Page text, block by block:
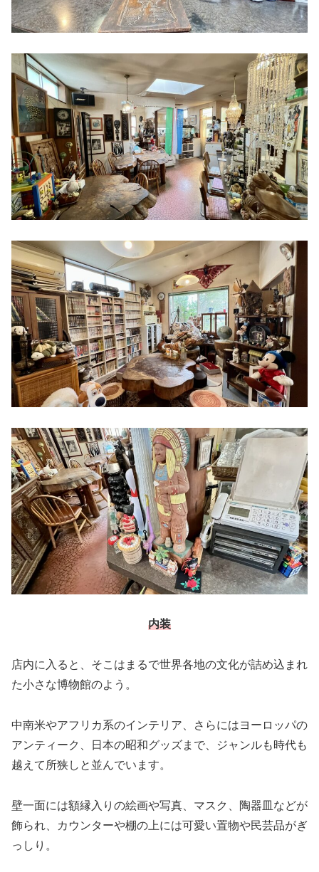
内装
店内に入ると、そこはまるで世界各地の文化が詰め込まれ
た小さな博物館のよう。
中南米やアフリカ系のインテリア、さらにはヨーロッパの
アンティーク、日本の昭和グッズまで、ジャンルも時代も
越えて所狭しと並んでいます。
壁一面には額縁入りの絵画や写真、マスク、陶器皿などが
飾られ、カウンターや棚の上には可愛い置物や民芸品がぎ
っしり。